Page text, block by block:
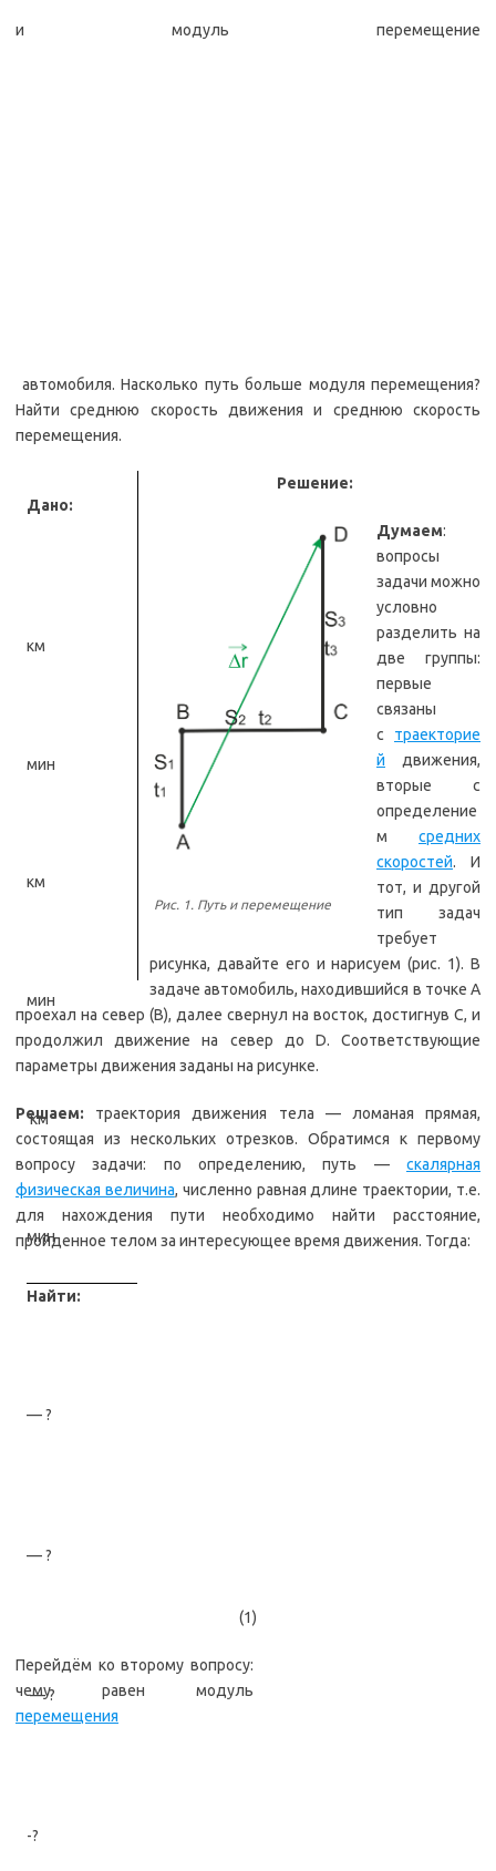
и модуль перемещение
автомобиля. Насколько путь больше модуля перемещения?
Найти среднюю скорость движения и среднюю скорость
перемещения.
Дано:
км
мин
км
мин
км
мин
Найти:
— ?
— ?
— ?
-?
Решение:
Рис. 1. Путь и перемещение
Думаем:
вопросы
задачи можно
условно
разделить на
две группы:
первые
связаны
с траекторие
й движения,
вторые с
определение
м средних
скоростей. И
тот, и другой
тип задач
требует
рисунка, давайте его и нарисуем (рис. 1). В
задаче автомобиль, находившийся в точке А
проехал на север (В), далее свернул на восток, достигнув С, и
продолжил движение на север до D. Соответствующие
параметры движения заданы на рисунке.
Решаем: траектория движения тела — ломаная прямая,
состоящая из нескольких отрезков. Обратимся к первому
вопросу задачи: по определению, путь — скалярная
физическая величина, численно равная длине траектории, т.е.
для нахождения пути необходимо найти расстояние,
пройденное телом за интересующее время движения. Тогда:
(1)
Перейдём ко второму вопросу:
чему равен модуль
перемещения